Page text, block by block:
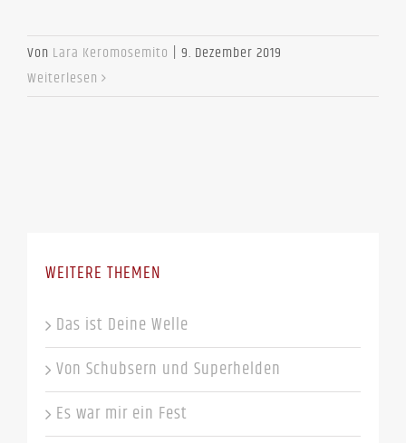
Von Lara Keromosemito | 9. Dezember 2019
Weiterlesen
WEITERE THEMEN
Das ist Deine Welle
Von Schubsern und Superhelden
Es war mir ein Fest